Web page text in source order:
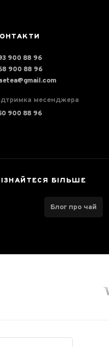
900 88 96
900 88 96
месенджера
900 88 96
БІЛЬШЕ
Блог про чай